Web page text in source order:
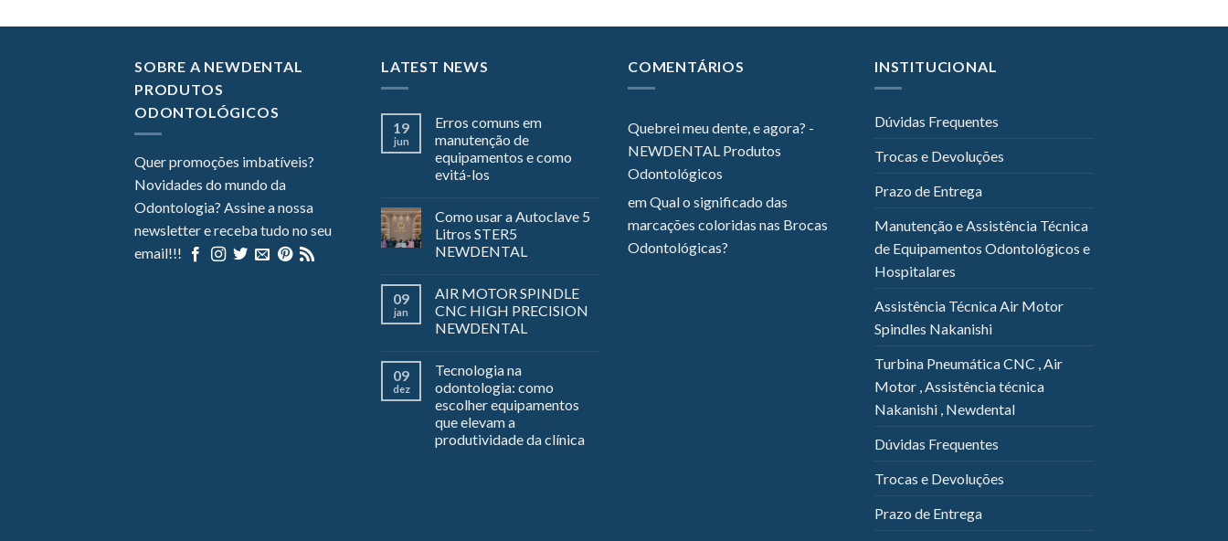
SOBRE A NEWDENTAL
PRODUTOS
ODONTOLÓGICOS
Quer promoções imbatíveis?
Novidades do mundo da
Odontologia? Assine a nossa
newsletter e receba tudo no seu
email!!!
LATEST NEWS
19
jun
Erros comuns em
manutenção de
equipamentos e como
evitá-los
Como usar a Autoclave 5
Litros STER5
NEWDENTAL
09
jan
AIR MOTOR SPINDLE
CNC HIGH PRECISION
NEWDENTAL
09
dez
Tecnologia na
odontologia: como
escolher equipamentos
que elevam a
produtividade da clínica
COMENTÁRIOS
Quebrei meu dente, e agora? -
NEWDENTAL Produtos
Odontológicos
emQual o significado das
marcações coloridas nas Brocas
Odontológicas?
INSTITUCIONAL
Dúvidas Frequentes
Trocas e Devoluções
Prazo de Entrega
Manutenção e Assistência Técnica
de Equipamentos Odontológicos e
Hospitalares
Assistência Técnica Air Motor
Spindles Nakanishi
Turbina Pneumática CNC , Air
Motor , Assistência técnica
Nakanishi , Newdental
Dúvidas Frequentes
Trocas e Devoluções
Prazo de Entrega